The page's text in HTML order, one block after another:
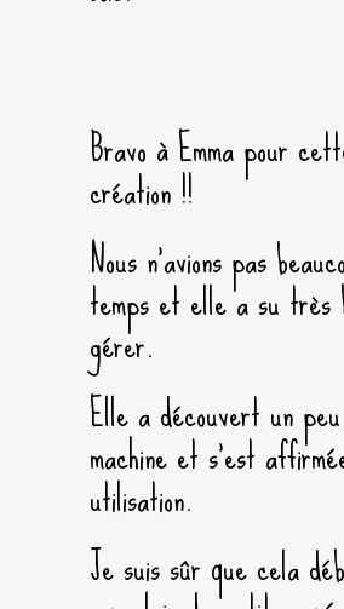
Bravo à Emma pour
création !!
Nous n’avions pas
temps et elle a su
gérer.
Elle a découvert un
machine et s’est
utilisation.
Je suis sûr que cela